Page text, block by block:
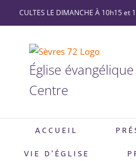
Passer
au
CULTES LE DIMANCHE À 10h15 et
Église
Centre
ACCUEIL
VIE D’ÉGLISE